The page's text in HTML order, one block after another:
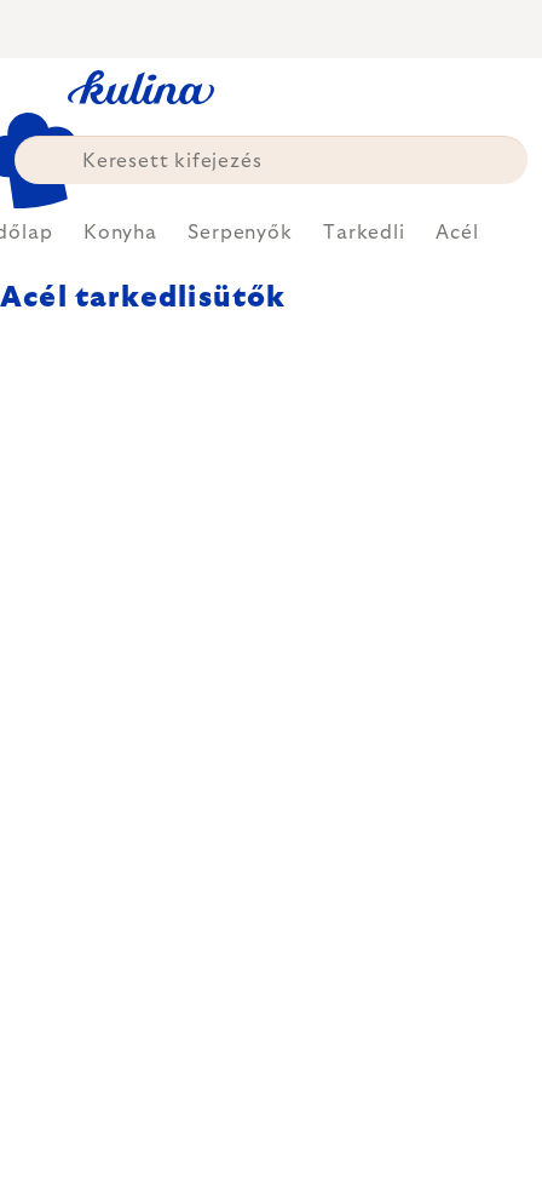
tartalomhoz
Konyha Serpenyők Tarkedli Acél
Acél tarkedlisütők